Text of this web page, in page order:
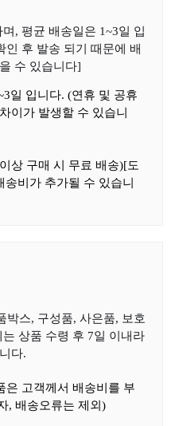
, 평균 배송일은 1~3일 입
인 후 발송 되기 때문에 배
수 있습니다]
일 입니다. (연휴 및 공휴
이가 발생할 수 있습니
상 구매 시 무료 배송)[도
송비가 추가될 수 있습니
박스, 구성품, 사은품, 보호
상품 수령 후 7일 이내라
다.
은 고객께서 배송비를 부
, 배송오류는 제외 )